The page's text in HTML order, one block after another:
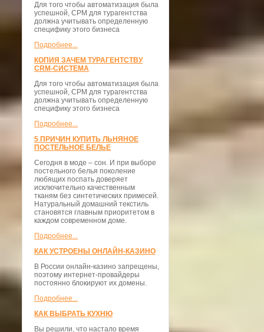
Для того чтобы автоматизация была
успешной, СРМ для турагентства
должна учитывать определенную
специфику этого бизнеса
Подробнее...
КОПИЯ ЗАЧЕМ ТУРАГЕНТСТВУ
CRM-СИСТЕМА
Для того чтобы автоматизация была
успешной, СРМ для турагентства
должна учитывать определенную
специфику этого бизнеса
Подробнее...
5 ПРИЧИН КУПИТЬ ЛЬНЯНОЕ
ПОСТЕЛЬНОЕ БЕЛЬЕ
Сегодня в моде – сон. И при выборе
постельного белья поколение
любящих поспать доверяет
исключительно качественным
тканям без синтетических примесей.
Натуральный домашний текстиль
становятся главным приоритетом в
каждом современном доме.
Подробнее...
КАК УСТРОЕНЫ ОНЛАЙН-КАЗИНО
В России онлайн-казино запрещены,
поэтому интернет-провайдеры
постоянно блокируют их домены.
Подробнее...
КАК ВЫБРАТЬ КУХНЮ
Вы решили, что настало время